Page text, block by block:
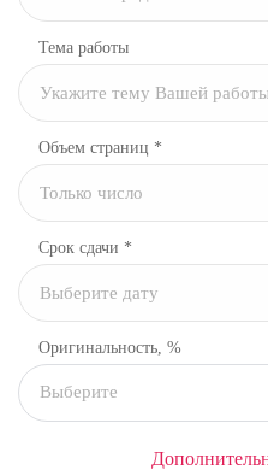
Тема работы
Объем страниц *
Срок сдачи *
Оригинальность, %
Выберите